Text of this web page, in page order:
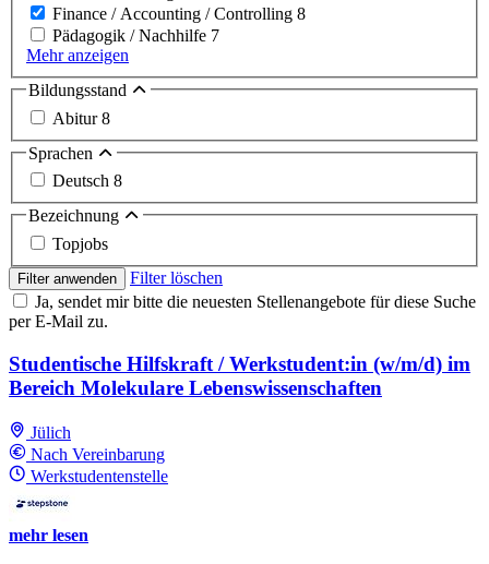
Finance / Accounting / Controlling 8
Pädagogik / Nachhilfe 7
Mehr anzeigen
Bildungsstand
Abitur8
Sprachen
Deutsch 8
Bezeichnung
Topjobs
Filter anwenden
Filter löschen
Ja, sendet mir bitte die neuesten Stellenangebote für diese Suche
per E-Mail zu.
Studentische Hilfskraft / Werkstudent:in (w/m/d) im
Bereich Molekulare Lebens­wissenschaften
Jülich
Nach Vereinbarung
Werkstudentenstelle
mehr lesen